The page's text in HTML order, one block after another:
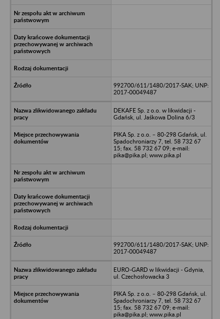
992700/611/1480/2017-SAK; UNP:
2017-00049487
DEKAFE Sp. z o.o. w likwidacji -
Gdańsk, ul. Jaśkowa Dolina 6/3
PIKA Sp. z o.o. – 80-298 Gdańsk, ul.
Spadochroniarzy 7, tel. 58 732 67
15; fax. 58 732 67 09; e-mail:
pika@pika.pl; www.pika.pl
992700/611/1480/2017-SAK; UNP:
2017-00049487
EURO-GARD w likwidacji - Gdynia,
ul. Czechosłowacka 3
PIKA Sp. z o.o. – 80-298 Gdańsk, ul.
Spadochroniarzy 7, tel. 58 732 67
15; fax. 58 732 67 09; e-mail:
pika@pika.pl; www.pika.pl